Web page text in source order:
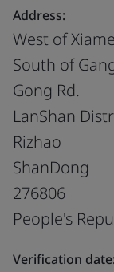
Address:
West of
South of
Gong Rd.
LanShan
Rizhao
ShanDong
276806
People's
Verification